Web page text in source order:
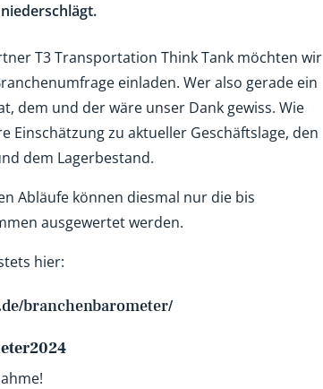
T3 Transportation Think Tank möchten wir
einladen. Wer also gerade ein
dem und der wäre unser Dank gewiss. Wie
Einschätzung zu aktueller Geschäftslage, den
dem Lagerbestand.
Abläufe können diesmal nur die bis
ausgewertet werden.
hier:
branchenbarometer/